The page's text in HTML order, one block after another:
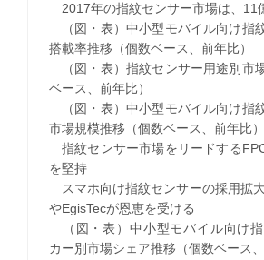
2017年の指紋センサー市場は、11
（図・表）中小型モバイル向け指
搭載率推移（個数ベース、前年比）
（図・表）指紋センサー用途別市
ベース、前年比）
（図・表）中小型モバイル向け指
市場規模推移（個数ベース、前年比）
指紋センサー市場をリードする
を堅持
スマホ向け指紋センサーの採用拡
やEgisTecが恩恵を受ける
（図・表）中小型モバイル向け
カー別市場シェア推移（個数ベース、